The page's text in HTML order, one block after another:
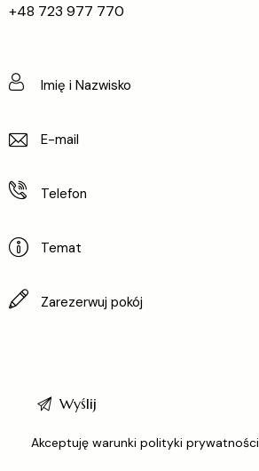
+48 723 977 770
Akceptuję warunkipolityki prywatności